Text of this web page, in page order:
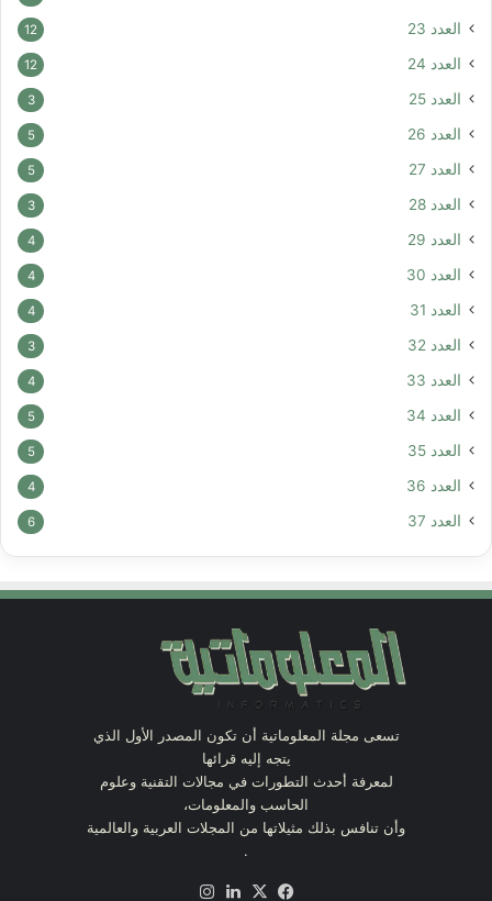
العدد 23 12
العدد 24 12
العدد 25 3
العدد 26 5
العدد 27 5
العدد 28 3
العدد 29 4
العدد 30 4
العدد 31 4
العدد 32 3
العدد 33 4
العدد 34 5
العدد 35 5
العدد 36 4
العدد 37 6
تسعى مجلة المعلوماتية أن تكون المصدر الأول الذي
يتجه إليه قرائها
لمعرفة أحدث التطورات في مجالات التقنية وعلوم
الحاسب والمعلومات،
وأن تنافس بذلك مثيلاتها من المجلات العربية والعالمية
.
فيسبوك
X لينكدإن